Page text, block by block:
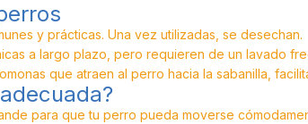
y prácticas. Una vez utilizadas, se desechan.
a largo plazo, pero requieren de un lavado
que atraen al perro hacia la sabanilla,
para que tu perro pueda moverse